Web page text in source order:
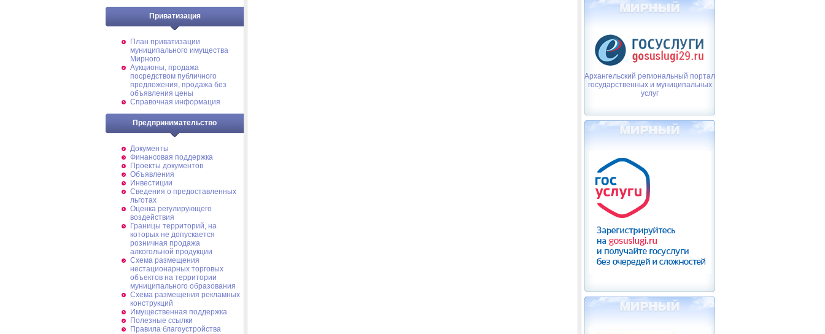
Приватизация
План приватизации
муниципального имущества
Мирного
Аукционы, продажа
посредством публичного
предложения, продажа без
объявления цены
Справочная информация
Предпринимательство
Документы
Финансовая поддержка
Проекты документов
Объявления
Инвестиции
Сведения о предоставленных
льготах
Оценка регулирующего
воздействия
Границы территорий, на
которых не допускается
розничная продажа
алкогольной продукции
Схема размещения
нестационарных торговых
объектов на территории
муниципального образования
Схема размещения рекламных
конструкций
Имущественная поддержка
Полезные ссылки
Правила благоустройства
Архангельский региональный портал
государственных и муниципальных
услуг